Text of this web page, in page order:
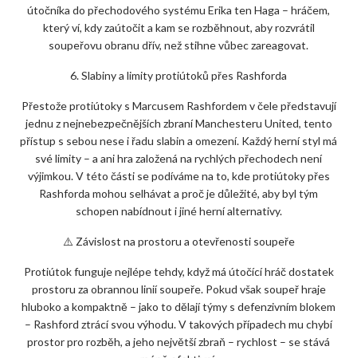
útočníka do přechodového systému Erika ten Haga – hráčem,
který ví, kdy zaútočit a kam se rozběhnout, aby rozvrátil
soupeřovu obranu dřív, než stihne vůbec zareagovat.
6. Slabiny a limity protiútoků přes Rashforda
Přestože protiútoky s Marcusem Rashfordem v čele představují
jednu z nejnebezpečnějších zbraní Manchesteru United, tento
přístup s sebou nese i řadu slabin a omezení. Každý herní styl má
své limity – a ani hra založená na rychlých přechodech není
výjimkou. V této části se podíváme na to, kde protiútoky přes
Rashforda mohou selhávat a proč je důležité, aby byl tým
schopen nabídnout i jiné herní alternativy.
⚠️ Závislost na prostoru a otevřenosti soupeře
Protiútok funguje nejlépe tehdy, když má útočící hráč dostatek
prostoru za obrannou linií soupeře. Pokud však soupeř hraje
hluboko a kompaktně – jako to dělají týmy s defenzivním blokem
– Rashford ztrácí svou výhodu. V takových případech mu chybí
prostor pro rozběh, a jeho největší zbraň – rychlost – se stává